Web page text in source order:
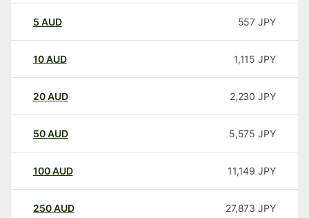
5 AUD 557 JPY
10AUD 1,115 JPY
20AUD 2,230 JPY
50AUD 5,575 JPY
100AUD 11,149 JPY
250AUD 27,873 JPY